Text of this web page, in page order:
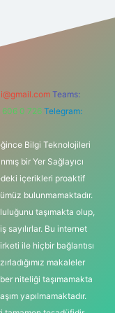
Teams:
606 0 726 Telegram:
Bilgi Teknolojileri
bir Yer Sağlayıcı
içerikleri proaktif
bulunmamaktadır.
taşımakta olup,
sayılırlar. Bu internet
ile hiçbir bağlantısı
makaleler
niteliği taşımamakta
yapılmamaktadır.